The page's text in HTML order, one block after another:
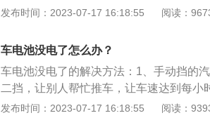
有多种微元素，对蓄电池会造成不良影响
不超过5秒，再次启动间隔时间不少于15
熄火后单独供电，想要电瓶用久点，还是
2、避免温度过高，电瓶怕冷、温度过低
是温度太热，对电瓶来说却是致命的伤害
专用充电宝，来给手机等各种用电设备充
路车辆的帮助，更加方便。
命与车辆的情况有很大关系，在没有出现
触面过小或接触不良,极易烧坏极柱。固定
胶封、外壳和盖等裂开。充电电流过大。
蓄电池使用寿命。起动时间过长。使蓄电
裂。
发布时间：2023-07-17 16:18:55 阅读：
车电池没电了怎么办？
车电池没电了的解决方法：1、手动挡的
二挡，让别人帮忙推车，让车速达到每
动起来；2、自动挡汽车可通过其他汽车
发布时间：2023-07-17 16:18:55 阅读：